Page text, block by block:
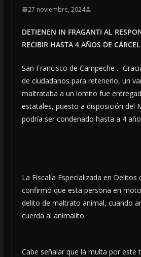
27 noviembre, 2024
DETIENEN IN FRAGANTI AL
RECIBIR HASTA 4 AÑOS DE CÁRCEL
San Francisco de Campeche .-
de ciudadanos para retenerlo, un
maltrataba a un lomito fue
estatales, puesto a disposición del
podría ser condenado hasta a 4
La Fiscalía Especializada en Delitos
confirmó que esta persona en
delito de maltrato animal, cuando
cuerda al animalito.
Cabe señalar que la multa por este